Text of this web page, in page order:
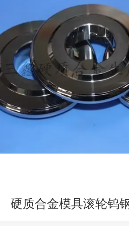
硬质合金模具滚轮钨